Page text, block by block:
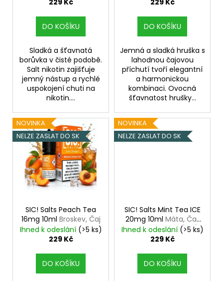
229 Kč
DO KOŠÍKU
Sladká a šťavnatá
borůvka v čisté podobě.
Salt nikotin zajišťuje
jemný nástup a rychlé
uspokojení chuti na
nikotin....
229 Kč
DO KOŠÍKU
Jemná a sladká hruška s
lahodnou čajovou
příchutí tvoří elegantní
a harmonickou
kombinaci. Ovocná
šťavnatost hrušky...
NOVINKA
NELZE ZASLAT DO SK
SIC! Salts Peach Tea
16mg 10ml Broskev, Čaj
Ihned k odeslání (>5 ks)
229 Kč
DO KOŠÍKU
NOVINKA
NELZE ZASLAT DO SK
SIC! Salts Mint Tea ICE
20mg 10ml Máta, Čaj,
Chladivá složka (ICE)
Ihned k odeslání (>5 ks)
229 Kč
DO KOŠÍKU
HLEDAT